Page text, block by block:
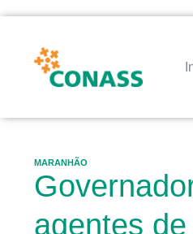
MARANHÃO
agentes